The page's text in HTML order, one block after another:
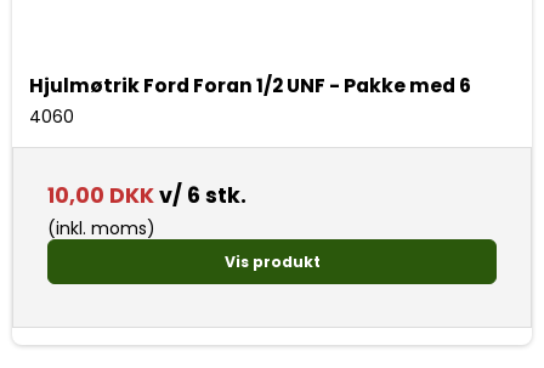
Hjulmøtrik Ford Foran 1/2 UNF - Pakke med 6
4060
10,00 DKKv/ 6 stk.
(inkl. moms)
Vis produkt